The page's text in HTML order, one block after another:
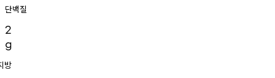
단백질
2
g
방